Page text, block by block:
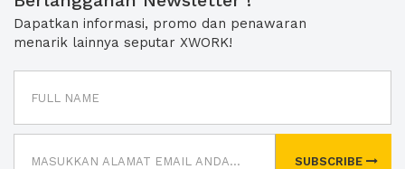
Dapatkan informasi, promo dan penawaran
menarik lainnya seputar XWORK!
SUBSCRIBE